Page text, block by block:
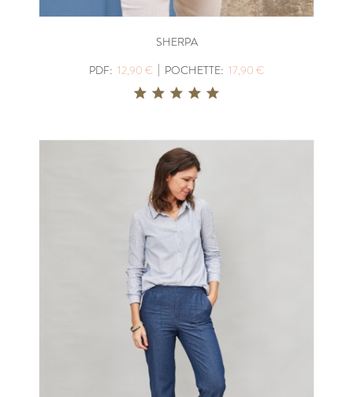
SHERPA
PDF: 12,90 € | POCHETTE: 17,90 €